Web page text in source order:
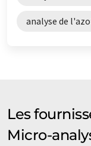
analyse de
Les
Micro-